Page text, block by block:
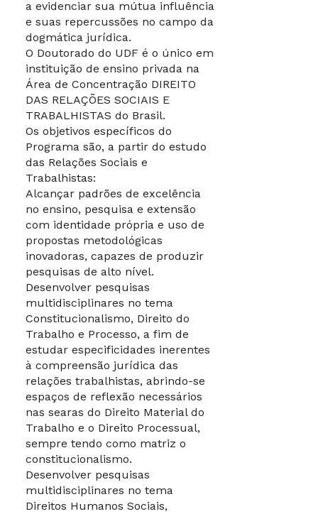
Os cursos de
Mestrado e
Doutorado do UDF-
Centro Universitário
apresentam como
diferencial serem os
únicos oferecidos
por Instituição de
Ensino Privado em
todo o Brasil na área
de concentração
“Direito
e Trabalhistas”, com
grande impacto
regional,
comprovado pela
diversificada de
origem dos
mestrandos e
egressos, e
objetivam oferecer à
comunidade ensino
de excelência,
produzir e
disseminar o
conhecimento
científico para
formação de
profissionais e
cidadãos éticamente
responsáveis, com
postura
colaborativa,
a evidenciar sua mútua influência
e suas repercussões no campo da
dogmática jurídica.
O Doutorado do UDF é o único em
instituição de ensino privada na
Área de Concentração DIREITO
DAS RELAÇÕES SOCIAIS E
TRABALHISTAS do Brasil.
Os objetivos específicos do
Programa são, a partir do estudo
das Relações Sociais e
Trabalhistas:
Alcançar padrões de excelência
no ensino, pesquisa e extensão
com identidade própria e uso de
propostas metodológicas
inovadoras, capazes de produzir
pesquisas de alto nível.
Desenvolver pesquisas
multidisciplinares no tema
Constitucionalismo, Direito do
Trabalho e Processo, a fim de
estudar especificidades inerentes
à compreensão jurídica das
relações trabalhistas, abrindo-se
espaços de reflexão necessários
nas searas do Direito Material do
Trabalho e o Direito Processual,
sempre tendo como matriz o
constitucionalismo.
Desenvolver pesquisas
multidisciplinares no tema
Direitos Humanos Sociais,